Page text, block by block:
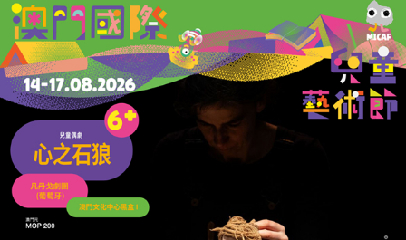
珠海釣船夜航觸礁翻覆
三市民冒險出海救人